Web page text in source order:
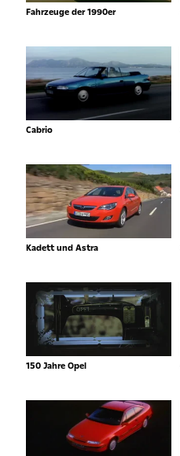
Fahrzeuge der 1990er
Cabrio
Kadett und Astra
150 Jahre Opel